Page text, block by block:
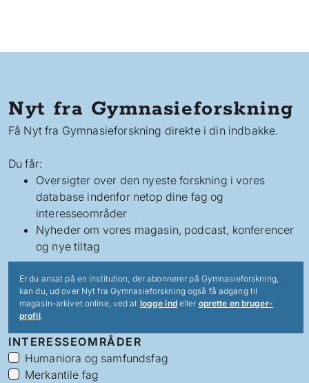
Nyt fra Gymnasieforskning
Få Nyt fra Gymnasieforskning direkte i din indbakke.
Du får:
Oversigter over den nyeste forskning i vores
database indenfor netop dine fag og
interesseområder
Nyheder om vores magasin, podcast, konferencer
og nye tiltag
Er du ansat på en institution, der abonnerer på Gymnasieforskning,
kan du, ud over Nyt fra Gymnasieforskning også få adgang til
magasin-arkivet online, ved at logge indeller oprette en bruger-
profil.
INTERESSEOMRÅDER
Humaniora og samfundsfag
Merkantile fag